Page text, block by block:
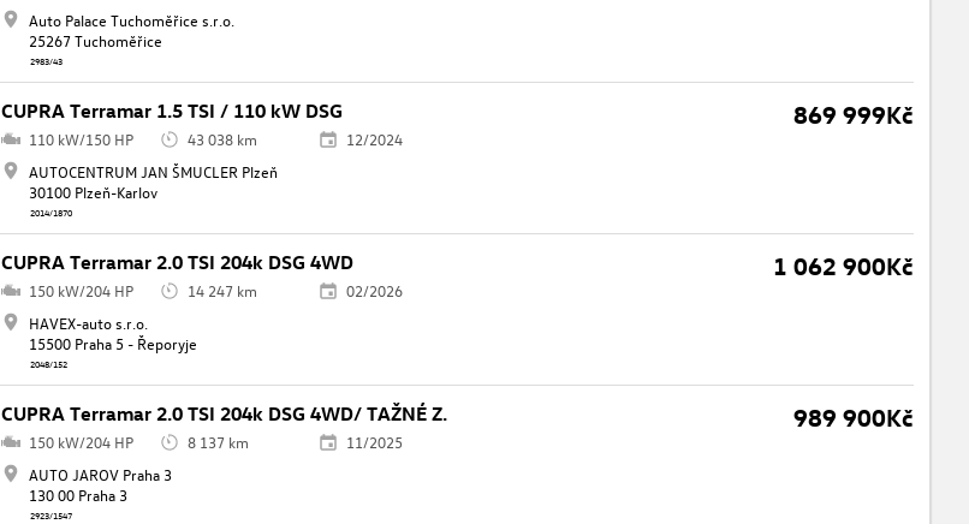
Auto Palace Tuchoměřice s.r.o.
25267 Tuchoměřice
2983/43
CUPRA Terramar 1.5 TSI / 110 kW DSG 869 999Kč
110 kW/150 HP 43 038 km
12/2024
AUTOCENTRUM JAN ŠMUCLER Plzeň
30100 Plzeň-Karlov
2014/1870
CUPRA Terramar 2.0 TSI 204k DSG 4WD 1 062 900Kč
150 kW/204 HP 14 247 km
02/2026
HAVEX-auto s.r.o.
15500 Praha 5 - Řeporyje
2048/152
CUPRA Terramar 2.0 TSI 204k DSG 4WD/ TAŽNÉ Z. 989 900Kč
150 kW/204 HP 8 137 km
11/2025
AUTO JAROV Praha 3
130 00 Praha 3
2923/1547